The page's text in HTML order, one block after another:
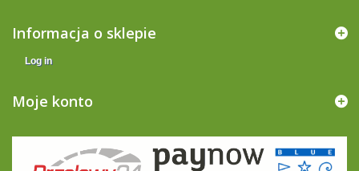
Informacja o sklepie
Log in
Moje konto